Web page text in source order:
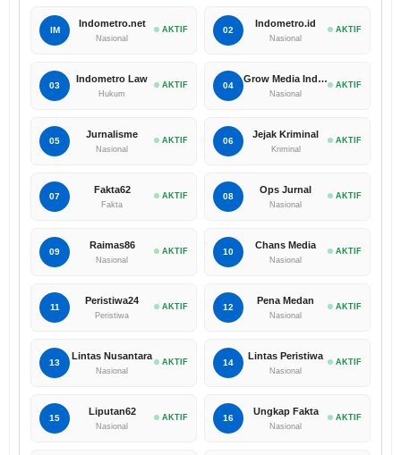
IM
Indometro.net
Nasional
AKTIF 02
Indometro.id
Nasional
AKTIF
03
Indometro Law
Hukum
AKTIF 04
Grow Media Indonesia
Nasional
AKTIF
05
Jurnalisme
Nasional
AKTIF 06
Jejak Kriminal
Kriminal
AKTIF
07
Fakta62
Fakta
AKTIF 08
Ops Jurnal
Nasional
AKTIF
09
Raimas86
Nasional
AKTIF 10
Chans Media
Nasional
AKTIF
11
Peristiwa24
Peristiwa
AKTIF 12
Pena Medan
Nasional
AKTIF
13
Lintas Nusantara
Nasional
AKTIF 14
Lintas Peristiwa
Nasional
AKTIF
15
Liputan62
Nasional
AKTIF 16
Ungkap Fakta
Nasional
AKTIF